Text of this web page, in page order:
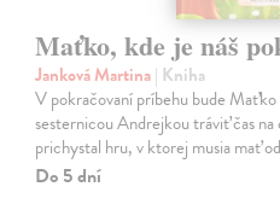
Maťko, kde je náš
Janková Martina| Kniha
V pokračovaní príbehu bude Maťko
sesternicou Andrejkou tráviť čas
prichystal hru, v ktorej musia mať
Do 5 dní